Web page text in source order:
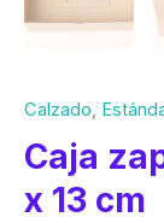
Calzado,
Caja
x 13 cm